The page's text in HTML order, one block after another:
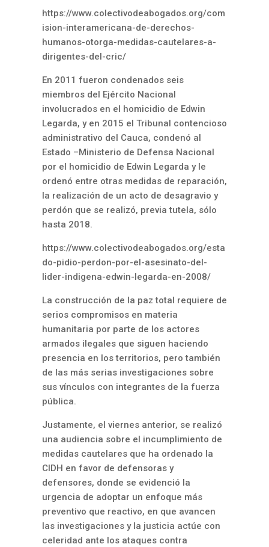
https://www.colectivodeabogados.org/com
ision-interamericana-de-derechos-
humanos-otorga-medidas-cautelares-a-
dirigentes-del-cric/
En 2011 fueron condenados seis
miembros del Ejército Nacional
involucrados en el homicidio de Edwin
Legarda, y en 2015 el Tribunal contencioso
administrativo del Cauca, condenó al
Estado –Ministerio de Defensa Nacional
por el homicidio de Edwin Legarda y le
ordenó entre otras medidas de reparación,
la realización de un acto de desagravio y
perdón que se realizó, previa tutela, sólo
hasta 2018.
https://www.colectivodeabogados.org/esta
do-pidio-perdon-por-el-asesinato-del-
lider-indigena-edwin-legarda-en-2008/
La construcción de la paz total requiere de
serios compromisos en materia
humanitaria por parte de los actores
armados ilegales que siguen haciendo
presencia en los territorios, pero también
de las más serias investigaciones sobre
sus vínculos con integrantes de la fuerza
pública.
Justamente, el viernes anterior, se realizó
una audiencia sobre el incumplimiento de
medidas cautelares que ha ordenado la
CIDH en favor de defensoras y
defensores, donde se evidenció la
urgencia de adoptar un enfoque más
preventivo que reactivo, en que avancen
las investigaciones y la justicia actúe con
celeridad ante los ataques contra